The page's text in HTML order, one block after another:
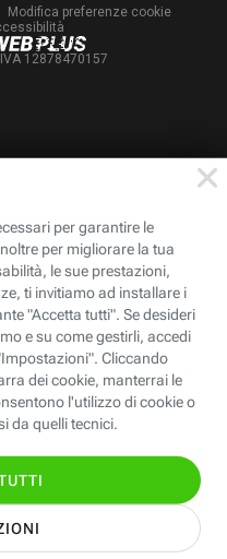
12878470157
Modifica preferenze cookie